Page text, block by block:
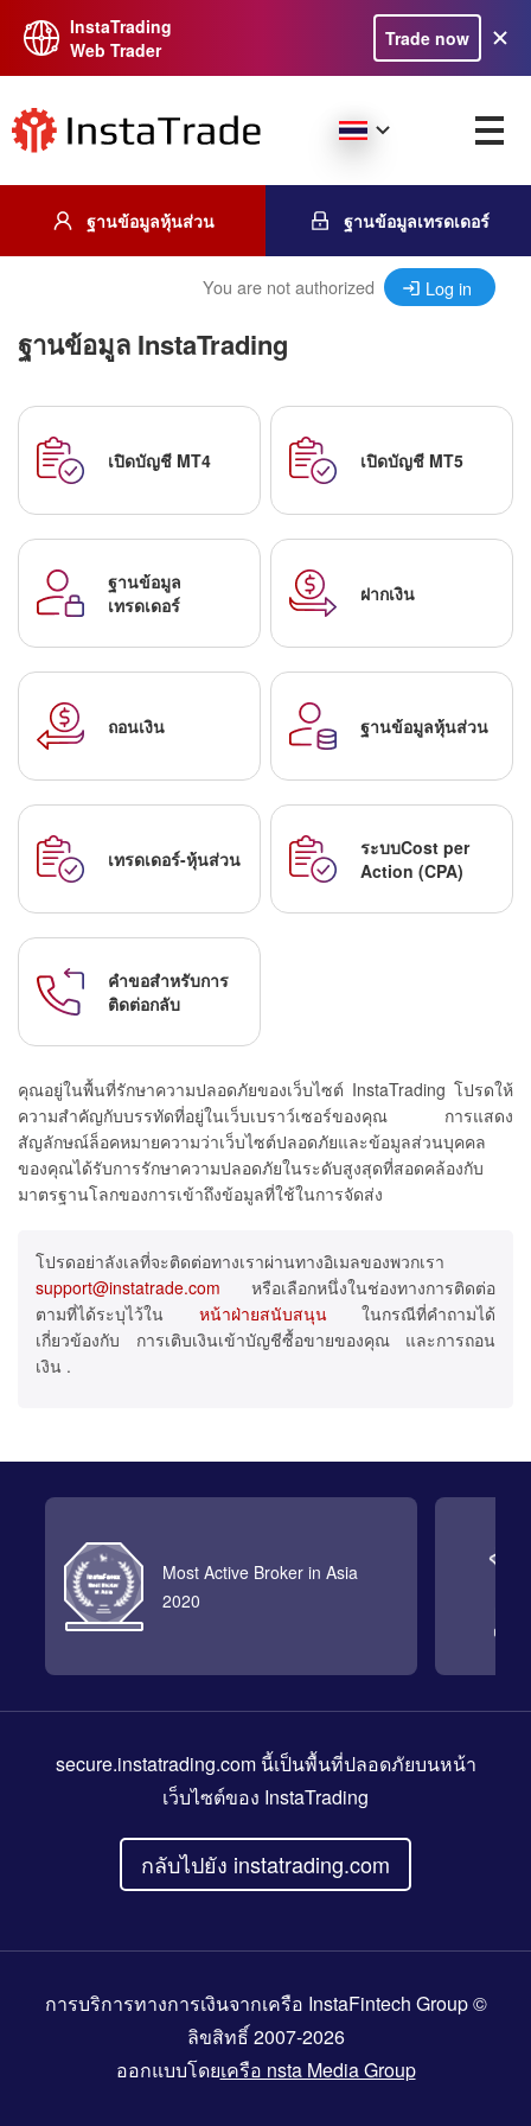
InstaTrading
Web Trader
Trade now
ฐานข้อมูลหุ้นส่วน ฐานข้อมูลเทรดเดอร์
You are not authorized Log in
ฐานข้อมูล InstaTrading
เปิดบัญชี MT4 เปิดบัญชี MT5
ฐานข้อมูล
เทรดเดอร์
ฝากเงิน
ถอนเงิน ฐานข้อมูลหุ้นส่วน
เทรดเดอร์-หุ้นส่วน
ระบบCost per
Action (CPA)
คำขอสำหรับการ
ติดต่อกลับ
คุณอยู่ในพื้นที่รักษาความปลอดภัยของเว็บไซต์ InstaTrading โปรดให้
ความสำคัญกับบรรทัดที่อยู่ในเว็บเบราว์เซอร์ของคุณ การแสดง
สัญลักษณ์ล็อคหมายความว่าเว็บไซต์ปลอดภัยและข้อมูลส่วนบุคคล
ของคุณได้รับการรักษาความปลอดภัยในระดับสูงสุดที่สอดคล้องกับ
มาตรฐานโลกของการเข้าถึงข้อมูลที่ใช้ในการจัดส่ง
โปรดอย่าลังเลที่จะติดต่อทางเราผ่านทางอิเมลของพวกเรา
support@instatrade.com หรือเลือกหนึ่งในช่องทางการติดต่อ
ตามที่ได้ระบุไว้ใน หน้าฝ่ายสนับสนุนในกรณีที่คำถามได้
เกี่ยวข้องกับ การเติบเงินเข้าบัญชีซื้อขายของคุณ และการถอน
เงิน .
Most Active Broker in Asia
2020
secure.instatrading.comนี้เป็นพื้นที่ปลอดภัยบนหน้า
เว็บไซต์ของ InstaTrading
กลับไปยัง instatrading.com
การบริการทางการเงินจากเครือ InstaFintech Group ©
ลิขสิทธิ์ 2007-2026
ออกแบบโดยเครือ nsta Media Group